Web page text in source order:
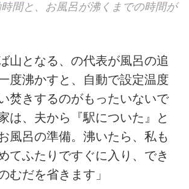
間と、お風呂が沸くまでの時間が
山となる、の代表が風呂の追
度沸かすと、自動で設定温度
焚きするのがもったいないで
は、夫から『駅についた』と
風呂の準備。沸いたら、私も
てふたりですぐに入り、でき
むだを省きます」